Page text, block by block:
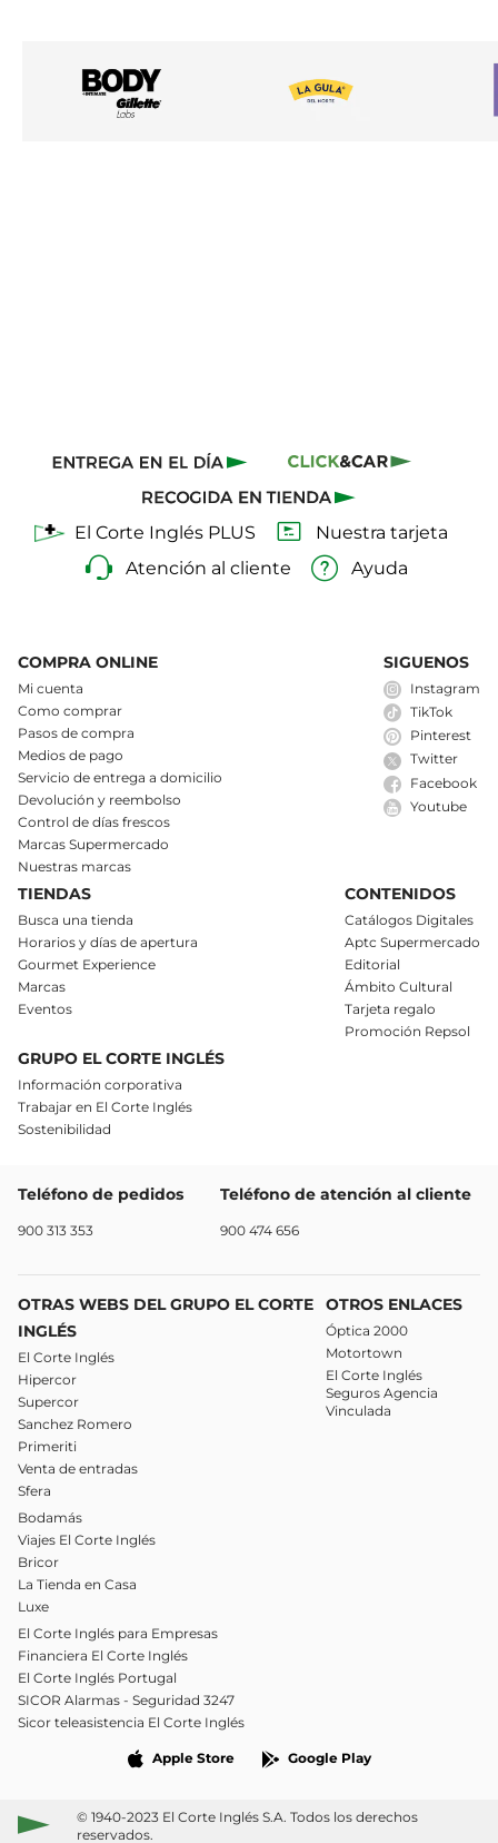
El Corte Inglés PLUS
Nuestra tarjeta
Atención al cliente
Ayuda
COMPRA ONLINE
Mi cuenta
Como comprar
Pasos de compra
Medios de pago
Servicio de entrega a domicilio
Devolución y reembolso
Control de días frescos
Marcas Supermercado
Nuestras marcas
SIGUENOS
Instagram
TikTok
Pinterest
Twitter
Facebook
Youtube
TIENDAS
Busca una tienda
Horarios y días de apertura
Gourmet Experience
Marcas
Eventos
CONTENIDOS
Catálogos Digitales
Aptc Supermercado
Editorial
Ámbito Cultural
Tarjeta regalo
Promoción Repsol
GRUPO EL CORTE INGLÉS
Información corporativa
Trabajar en El Corte Inglés
Sostenibilidad
Teléfono de pedidos
900 313 353
Teléfono de atención al cliente
900 474 656
OTRAS WEBS DEL GRUPO EL CORTE
INGLÉS
El Corte Inglés
Hipercor
Supercor
Sanchez Romero
Primeriti
Venta de entradas
Sfera
Bodamás
Viajes El Corte Inglés
Bricor
La Tienda en Casa
Luxe
El Corte Inglés para Empresas
Financiera El Corte Inglés
El Corte Inglés Portugal
SICOR Alarmas - Seguridad 3247
Sicor teleasistencia El Corte Inglés
OTROS ENLACES
Óptica 2000
Motortown
El Corte Inglés
Seguros Agencia
Vinculada
Apple Store Google Play
© 1940-2023 El Corte Inglés S.A. Todos los derechos
reservados.